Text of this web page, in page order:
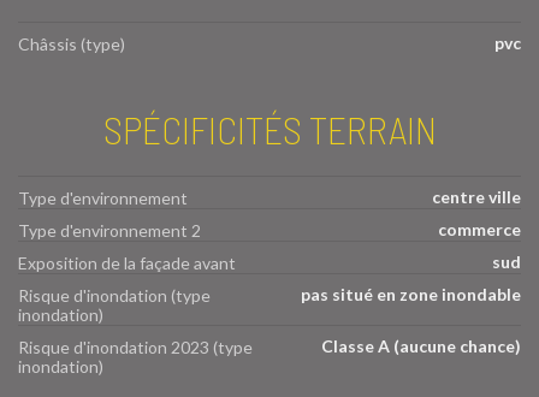
Châssis (type) pvc
SPÉCIFICITÉS TERRAIN
Type d'environnement
centre ville
Type d'environnement 2
commerce
Exposition de la façade avant
sud
Risque d'inondation (type
inondation)
pas situé en zone inondable
Risque d'inondation 2023 (type
inondation)
Classe A (aucune chance)